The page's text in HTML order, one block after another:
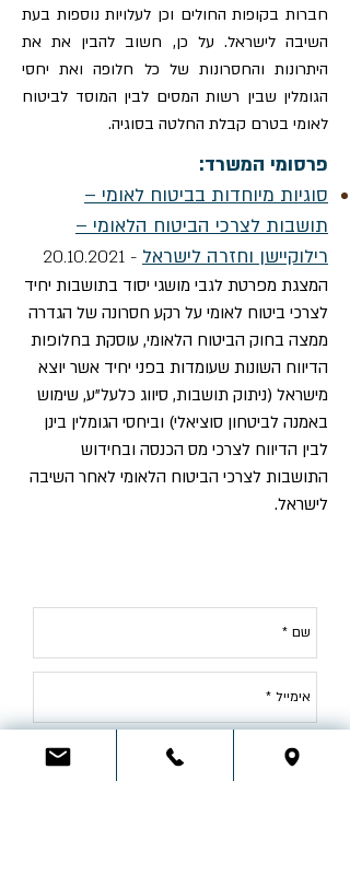
חברות בקופות החולים וכן לעלויות נוספות בעת
השיבה לישראל. על כן, חשוב להבין את את
היתרונות והחסרונות של כל חלופה ואת יחסי
הגומלין שבין רשות המסים לבין המוסד לביטוח
לאומי בטרם קבלת החלטה בסוגיה.
פרסומי המשרד:
סוגיות מיוחדות בביטוח לאומי –
תושבות לצרכי הביטוח הלאומי –
רילוקיישן וחזרה לישראל -
20.10.2021
המצגת מפרטת לגבי מושגי יסוד בתושבות יחיד
לצרכי ביטוח לאומי על רקע חסרונה של הגדרה
ממצה בחוק הביטוח הלאומי, עוסקת בחלופות
הדיווח השונות שעומדות בפני יחיד אשר יוצא
מישראל (ניתוק תושבות, סיווג כלעל"ע, שימוש
באמנה לביטחון סוציאלי) וביחסי הגומלין בינן
לבין הדיווח לצרכי מס הכנסה ובחידוש
התושבות לצרכי הביטוח הלאומי לאחר השיבה
לישראל.